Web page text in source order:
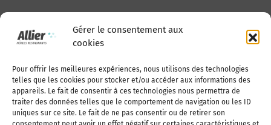
Gérer le consentement aux
cookies
Pour offrir les meilleures expériences, nous utilisons des technologies
telles que les cookies pour stocker et/ou accéder aux informations des
appareils. Le fait de consentir à ces technologies nous permettra de
traiter des données telles que le comportement de navigation ou les ID
uniques sur ce site. Le fait de ne pas consentir ou de retirer son
Qui sommes-nous Publiez votre annonce
Adhérer à l’association Nous contacter